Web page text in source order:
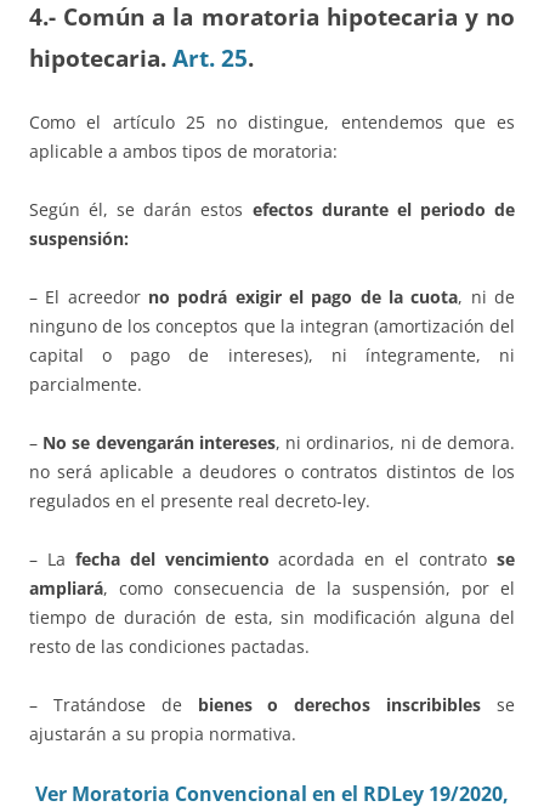
4.- Común a la moratoria hipotecaria y no
hipotecaria. Art. 25.
Como el artículo 25 no distingue, entendemos que es
aplicable a ambos tipos de moratoria:
Según él, se darán estos efectos durante el periodo de
suspensión:
– El acreedor no podrá exigir el pago de la cuota, ni de
ninguno de los conceptos que la integran (amortización del
capital o pago de intereses), ni íntegramente, ni
parcialmente.
– No se devengarán intereses, ni ordinarios, ni de demora.
no será aplicable a deudores o contratos distintos de los
regulados en el presente real decreto-ley.
– La fecha del vencimiento acordada en el contratose
ampliará, como consecuencia de la suspensión, por el
tiempo de duración de esta, sin modificación alguna del
resto de las condiciones pactadas.
– Tratándose de bienes o derechos inscribibles se
ajustarán a su propia normativa.
Ver Moratoria Convencional en el RDLey 19/2020,